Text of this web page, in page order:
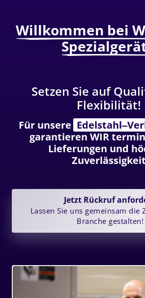
Willkommen bei
Setzen Sie auf
Flexibilität!
Für unsere Edelstahl‒
garantieren WIR
Lieferungen und
Jetzt Rückruf
Lassen Sie uns gemeinsam die
Branche gestalten!